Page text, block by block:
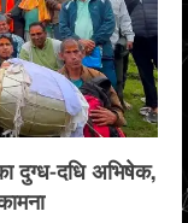
दुग्ध-दधि अभिषेक,